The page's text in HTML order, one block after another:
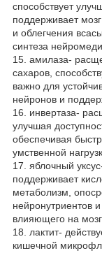
способствует
поддерживает
и облегчения
синтеза
15. амилаза-
сахаров,
важно для
нейронов и
16. инвертаза-
улучшая
обеспечивая
умственной
17. яблочный
поддерживает
метаболизм,
нейронутриентов
влияющего на
18. лактит-
кишечной